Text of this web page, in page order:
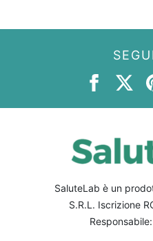
SaluteLab è un
S.R.L. Iscrizione